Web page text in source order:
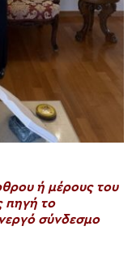
ή μέρους του
πηγή το
σύνδεσμο